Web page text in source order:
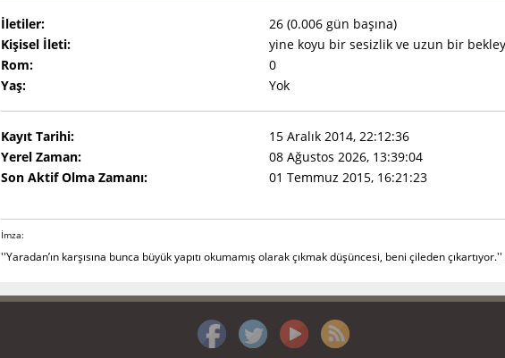
İletiler:
26 (0.006 gün başına)
Kişisel İleti:
yine koyu bir sesizlik ve uzun bir
Rom:
0
Yaş:
Yok
Kayıt Tarihi:
15 Aralık 2014, 22:12:36
Yerel Zaman:
08 Ağustos 2026, 13:39:04
Son Aktif Olma Zamanı:
01 Temmuz 2015, 16:21:23
İmza:
''Yaradan’ın karşısına bunca büyük yapıtı okumamış olarak çıkmak düşüncesi, beni çileden çıkartıyor.''